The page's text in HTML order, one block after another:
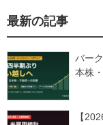
最新の記事
バー
本株
【